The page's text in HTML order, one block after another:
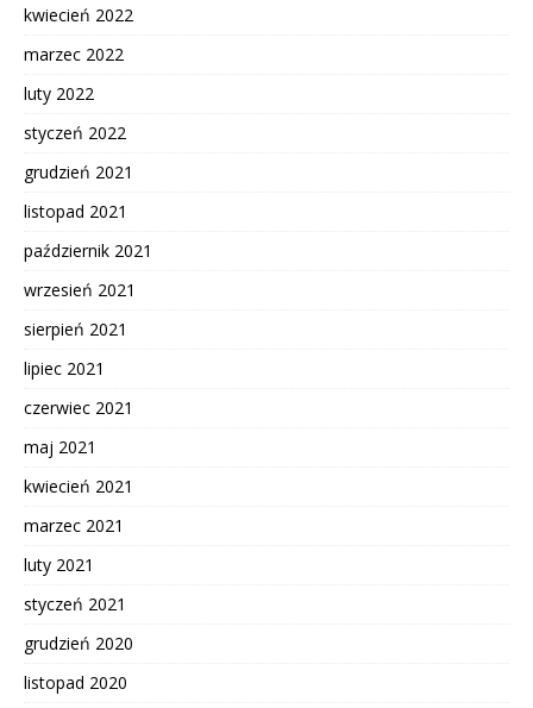
kwiecień 2022
marzec 2022
luty 2022
styczeń 2022
grudzień 2021
listopad 2021
październik 2021
wrzesień 2021
sierpień 2021
lipiec 2021
czerwiec 2021
maj 2021
kwiecień 2021
marzec 2021
luty 2021
styczeń 2021
grudzień 2020
listopad 2020